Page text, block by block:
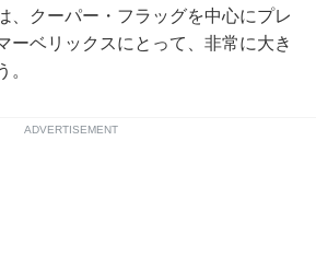
、クーパー・フラッグを中心にプレ
ーベリックスにとって、非常に大き
。
ADVERTISEMENT